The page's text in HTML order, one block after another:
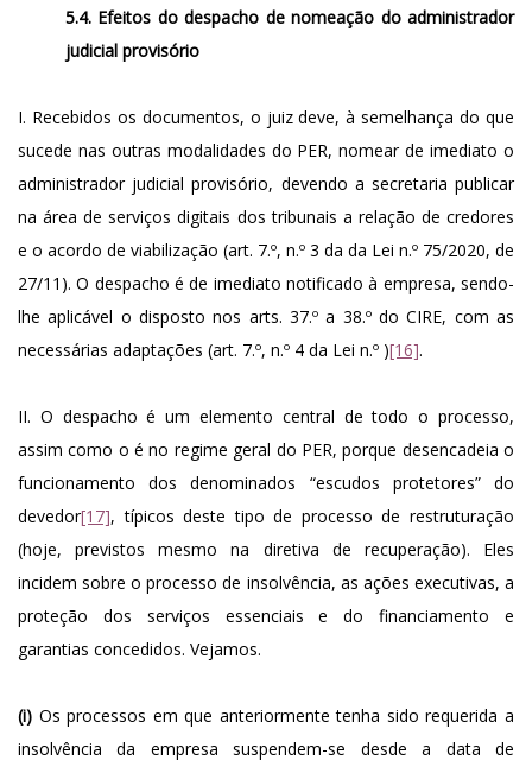
5.4. Efeitos do despacho de nomeação do administrador
judicial provisório
I. Recebidos os documentos, o juiz deve, à semelhança do que
sucede nas outras modalidades do PER, nomear de imediato o
administrador judicial provisório, devendo a secretaria publicar
na área de serviços digitais dos tribunais a relação de credores
e o acordo de viabilização (art. 7.º, n.º 3 da da Lei n.º 75/2020, de
27/11). O despacho é de imediato notificado à empresa, sendo-
lhe aplicável o disposto nos arts. 37.º a 38.º do CIRE, com as
necessárias adaptações (art. 7.º, n.º 4 da Lei n.º )[16].
II. O despacho é um elemento central de todo o processo,
assim como o é no regime geral do PER, porque desencadeia o
funcionamento dos denominados “escudos protetores” do
devedor[17], típicos deste tipo de processo de restruturação
(hoje, previstos mesmo na diretiva de recuperação). Eles
incidem sobre o processo de insolvência, as ações executivas, a
proteção dos serviços essenciais e do financiamento e
garantias concedidos. Vejamos.
(i) Os processos em que anteriormente tenha sido requerida a
insolvência da empresa suspendem-se desde a data de